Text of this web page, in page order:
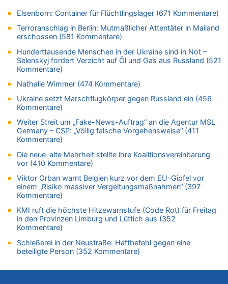
Leipzig, Mechernich und die Frage: Wer steckt hinter den
Drohnen mit Strengstoff? War es Russland?
08.08.2026 - 18:07 von Hubert F. zu
Belgier knackt Jackpot bei Lotterie EuroMillions und gewinnt
mehr als 111 Millionen €
08.08.2026 - 17:46 von Der Alte zu
Belgier knackt Jackpot bei Lotterie EuroMillions und gewinnt
08.08.2026 - 17:45 von Der Alte zu
08.08.2026 - 17:43 von Der Alte zu
Leipzig, Mechernich und die Frage: Wer steckt hinter den
Drohnen mit Strengstoff? War es Russland?
08.08.2026 - 17:16 von Bingo zu
Zweite Hitzewelle in diesem Sommer ist jetzt amtlich
08.08.2026 - 16:20 von Russentrolle zu
Leipzig, Mechernich und die Frage: Wer steckt hinter den
Drohnen mit Strengstoff? War es Russland?
08.08.2026 - 15:34 von JoKrings zu
Leipzig, Mechernich und die Frage: Wer steckt hinter den
Drohnen mit Strengstoff? War es Russland?
08.08.2026 - 15:32 von 5/11 zu
Elsenborn: Container für Flüchtlingslager (671 Kommentare)
Terroranschlag in Berlin: Mutmaßlicher Attentäter in Mailand
erschossen (581 Kommentare)
Hunderttausende Menschen in der Ukraine sind in Not –
Selenskyj fordert Verzicht auf Öl und Gas aus Russland (521
Kommentare)
Nathalie Wimmer (474 Kommentare)
Ukraine setzt Marschflugkörper gegen Russland ein (456
Kommentare)
Weiter Streit um „Fake-News-Auftrag“ an die Agentur MSL
Germany – CSP: „Völlig falsche Vorgehensweise“ (411
Kommentare)
Die neue-alte Mehrheit stellte ihre Koalitionsvereinbarung
vor (410 Kommentare)
Viktor Orban warnt Belgien kurz vor dem EU-Gipfel vor
einem „Risiko massiver Vergeltungsmaßnahmen“ (397
Kommentare)
KMI ruft die höchste Hitzewarnstufe (Code Rot) für Freitag
in den Provinzen Limburg und Lüttich aus (352
Kommentare)
Schießerei in der Neustraße: Haftbefehl gegen eine
beteiligte Person (352 Kommentare)